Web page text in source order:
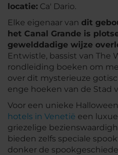
locatie: Ca' Dario.
Elke eigenaar van dit
het Canal Grande is
gewelddadige wijze
Entwistle, bassist van The
rondleiding boeken om
over dit mysterieuze
enge hoeken van de Stad
Voor een unieke
hotels in Venetië een
griezelige
bieden zelfs speciale
donker de